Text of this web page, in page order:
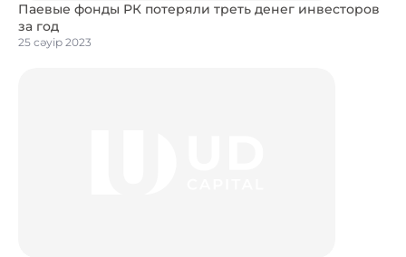
Паевые фонды РК потеряли треть денег инвесторов
за год
25 сәуір 2023